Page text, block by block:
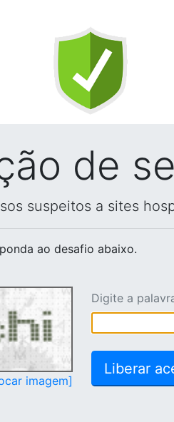
de
suspeitos a sites
ao desafio abaixo.
imagem]
Digite a